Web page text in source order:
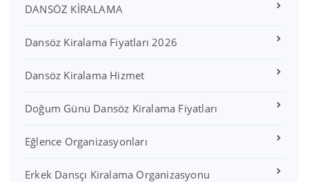
DANSÖZ KİRALAMA
Dansöz Kiralama Fiyatları 2026
Dansöz Kiralama Hizmet
Doğum Günü Dansöz Kiralama Fiyatları
Eğlence Organizasyonları
Erkek Dansçı Kiralama Organizasyonu